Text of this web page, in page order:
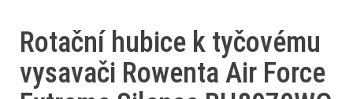
Rotační hubice k tyčovému
vysavači Rowenta Air Force